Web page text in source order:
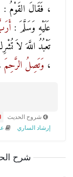
، فَقَالَ القَوْمُ
عَلَيْهِ وَسَلَّمَ :
تَعْبُدُ اللَّهَ لاَ
، وَتَصِلُ الرَّحِمَ
شروح الحديث
إرشاد الساري
شرح